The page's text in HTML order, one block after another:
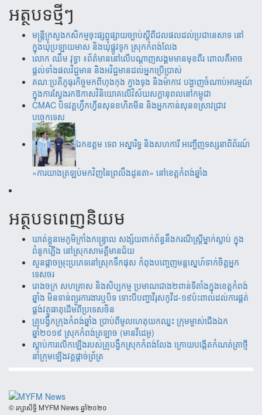
អត្ថបទថ្មីៗ
មន្ត្រីក្រសួងកសិកម្មចុះផ្សព្វផ្សាយច្បាប់ស្តីពីជលផលដល់ប្រជានេសាទ នៅ
ក្នុងឃុំប្រឡាយមាស និងឃុំផ្លូវទូក ស្រុកកំពង់លែង
‎​លោក ឈឹម វុទ្ធា ៖ព័ត៌មាននៅលើបណ្តាញសង្គមមានមុខពីរ ពោលគឺអាច
ផ្តល់ទាំងផលវិជ្ជមាន និងអវិជ្ជមានដល់អ្នកប្រើប្រាស់
គណៈប្រតិភូធុរកិច្ចមកពីហុងកុង ក្វាងទុង និងម៉ាកាវ បង្ហាញចំណាប់អារម្មណ៍
ក្នុងការស្វែងរកឱកាសវិនិយោគលើវិស័យសក្តានុពលនៅកម្ពុជា
CMAC បិទវគ្គហ្វឹកហ្វឺនសុនខហិតមីន និងអ្នកកាន់សុនខស្រាវជ្រាវ
បច្ចេកទេស
ឯកឧត្តម ទេព អស្នារិទ្ធ និងសហការី អញ្ជើញទស្សនាពិព័រណ៍
«ការយាងត្រឡប់មកវិញនៃព្រលឹងដូនតា» នៅខេត្តកំពង់ឆ្នាំង
អត្ថបទពេញនិយម
ឃាត់​ខ្លួន​មេភូមិ​ក្រាំង​កន្រ្ទោល សង្ស័យ​ពាក់ព័ន្ធ​នឹ​ង​​ករណី​ស្រ្តីម្នាក់​ស្លាប់ ​ក្នុង​
ពំនូក​ភ្លើង​ នៅស្រុក​សាម​គ្គីមាន​ជ័យ
សួន​​ផ្កា​ច​ម្រុះ​​ប្រភេទ​​នៅ​​ស្រុក​​​ទឹក​​ផុស​​ កំពុង​​បញ្ចេញ​​​មន្តស្នេហ៍​​​​ទាក់​​​ចិត្ត​​អ្នក
ទេស​​ចរ​
រោងចក្រ ​សហគ្រាស​ និងសិប្បកម្ម ប្រមាណ​​​ជាង​​២ពាន់​​ទីតាំង​​ក្នុង​​ខេត្តកំពង់​
ឆ្នាំង​ មិន​ទាន់ព្យួរការងារ​ឬបិទ ទោះបីបញ្ហាវីរុសកូវីដ-១៩ប៉ះពាល់ដល់ការ​ផ្គត់​
ផ្គង់​វត្ថុ​ធាតុ​​ដើម​​ពី​​ប្រទេស​ចិន​
គ្រូបង្វឹកក្រុងកំពង់ឆ្នាំង ប្រាប់ពីមូលហេតុយកឈ្នះ ក្រុមម្ចាស់ជើងឯក
ឆ្នាំ២០១៩ ស្រុកកំពង់ត្រឡាច (មានវីដេអូ)
ស្តាប់ការលើកឡើងរបស់គ្រូបង្វឹកស្រុកកំពង់លែង ក្រោយបង្កើតកំណត់ត្រាថ្មី
នាំក្រុមឡើងវគ្គផ្តាច់ព័្រត្រ
​© រក្សា​សិទ្ធិ​ MYFM News ឆ្នាំ​២០២០